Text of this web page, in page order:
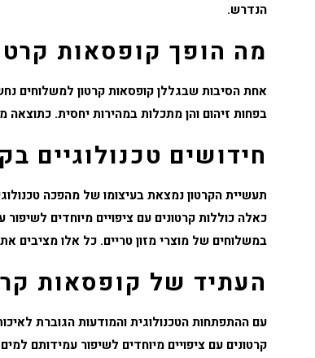
הנדרש.
מה הופך קופסאות
אחת הסיבות שבגללןקופסאות קרטון למשלוחים
בפחות זיהום והן מתכלות במהירות יחסית.
חידושים טכנולוגיים
תעשיית הקרטון נמצאת בעיצומו של מהפכה
כאלה כוללות קרטונים עם ציפויים מיוחדים
במשלוחים של מוצרי מזון טריים. כל אלו מציבים
העתיד של קופסאות
עם ההתפתחות הטכנולוגית והמודעות הגוברת
קרטונים עם ציפויים מיוחדים לשיפור עמידותם